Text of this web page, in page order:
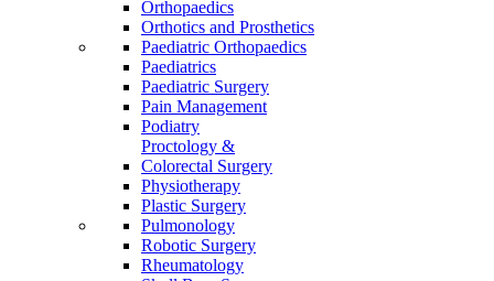
Orthopaedics
Orthotics and Prosthetics
Paediatric Orthopaedics
Paediatrics
Paediatric Surgery
Pain Management
Podiatry
Proctology &
Colorectal Surgery
Physiotherapy
Plastic Surgery
Pulmonology
Robotic Surgery
Rheumatology